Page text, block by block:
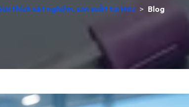
thích xét nghiệm, sản xuất tại Đức > Blog